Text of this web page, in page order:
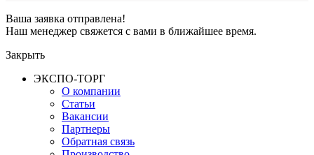
Ваша заявка отправлена!
Наш менеджер свяжется с вами в ближайшее время.
Закрыть
ЭКСПО-ТОРГ
О компании
Статьи
Вакансии
Партнеры
Обратная связь